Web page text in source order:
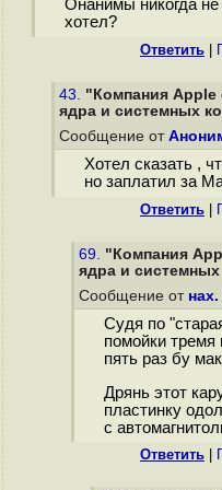
Онанимы никогда не
хотел?
Ответить
43. "Компания Apple
ядра и системных
Сообщение от
Хотел сказать ,
но заплатил за
Ответить
69. "Компания
ядра и
Сообщение от нах.
Судя по
помойки
пять раз бу
Дрянь этот
пластинку
с
Ответить